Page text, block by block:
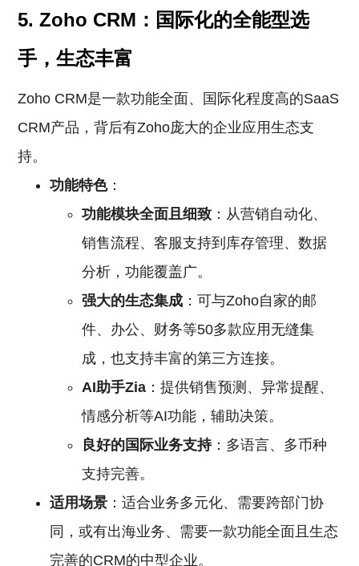
5. Zoho CRM：国际化的全能型选
手，生态丰富
Zoho CRM是一款功能全面、国际化程度高的SaaS
CRM产品，背后有Zoho庞大的企业应用生态支
持。
功能特色：
功能模块全面且细致 ：从营销自动化、
销售流程、客服支持到库存管理、数据
分析，功能覆盖广。
强大的生态集成 ：可与Zoho自家的邮
件、办公、财务等50多款应用无缝集
成，也支持丰富的第三方连接。
AI助手Zia ：提供销售预测、异常提醒、
情感分析等AI功能，辅助决策。
良好的国际业务支持：多语言、多币种
支持完善。
适用场景 ：适合业务多元化、需要跨部门协
同，或有出海业务、需要一款功能全面且生态
完善的CRM的中型企业。